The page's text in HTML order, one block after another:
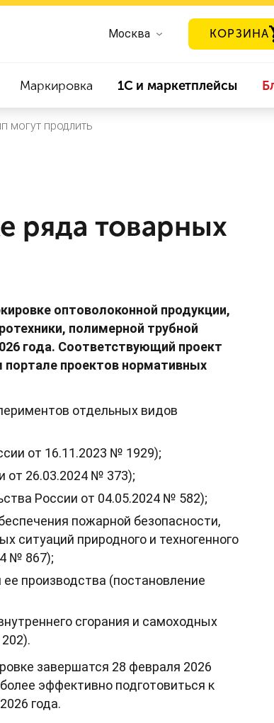
Москва КОРЗИНА
Маркировка 1С и маркетплейсы
могут продлить
ряда товарных
оптоволоконной продукции,
полимерной трубной
года. Соответствующий проект
проектов нормативных
отдельных видов
от 16.11.2023 № 1929);
от 26.03.2024 № 373);
России от 04.05.2024 № 582);
пожарной безопасности,
ситуаций природного и техногенного
№ 867);
производства (постановление
сгорания и самоходных
завершатся 28 февраля 2026
эффективно подготовиться к
года.